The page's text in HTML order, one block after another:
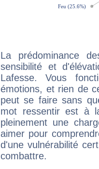
La prédominance
sensibilité et
Lafesse. Vous
émotions, et rien de
peut se faire sans
mot ressentir est à
pleinement une
aimer pour
d'une vulnérabilité
combattre.